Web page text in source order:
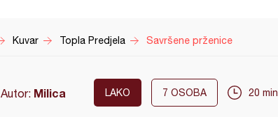
Kuvar Topla Predjela Savršene prženice
Autor: Milica LAKO 7 OSOBA 20 min